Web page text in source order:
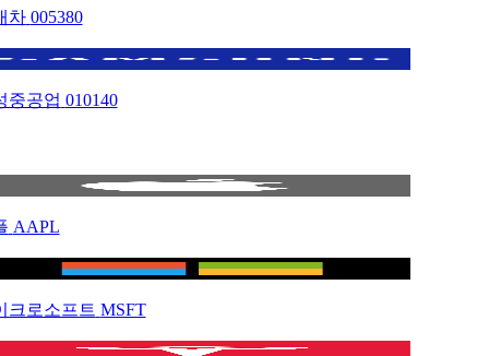
차 005380
중공업 010140
AAPL
크로소프트 MSFT